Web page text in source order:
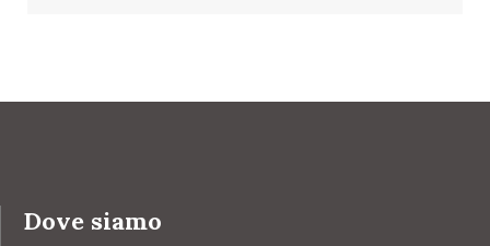
Dove siamo